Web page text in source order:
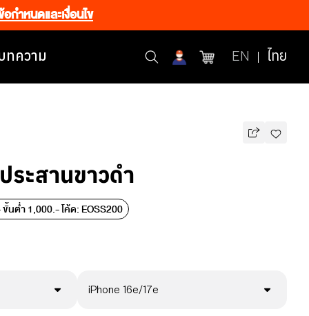
อกำหนดและเงื่อนไข
ทความ EN ไทย
ะสานขาวดำ
นต่ำ 1,000.- โค้ด: EOSS200
iPhone 16e/17e